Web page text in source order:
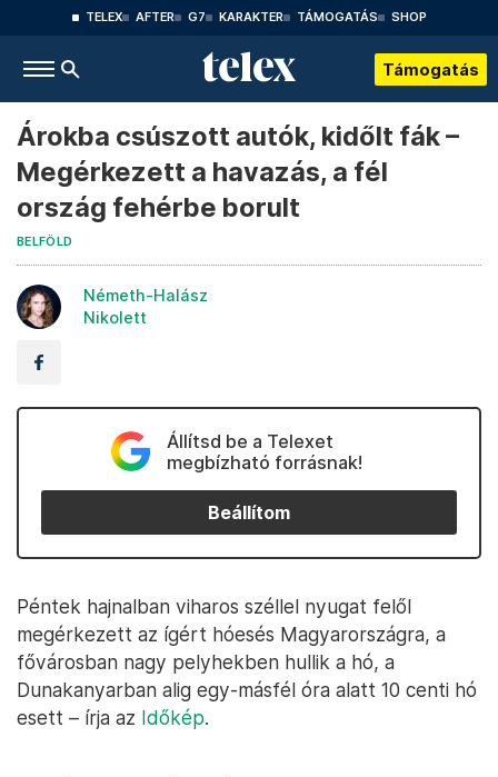
TELEX AFTER G7 KARAKTER TÁMOGATÁS SHOP
Támogatás
Árokba csúszott autók, kidőlt fák –
Megérkezett a havazás, a fél
ország fehérbe borult
BELFÖLD
Németh-Halász
Nikolett
Állítsd be a Telexet
megbízható forrásnak!
Beállítom
Péntek hajnalban viharos széllel nyugat felől
megérkezett az ígért hóesés Magyarországra, a
fővárosban nagy pelyhekben hullik a hó, a
Dunakanyarban alig egy-másfél óra alatt 10 centi hó
esett – írja az Időkép.